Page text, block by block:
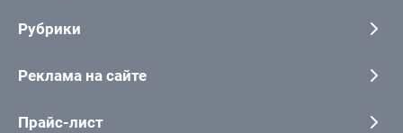
Рубрики
Реклама на сайте
Прайс-лист